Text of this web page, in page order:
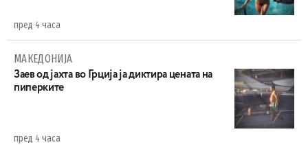
пред 4 часа
МАКЕДОНИЈА
Заев од јахта во Грција ја диктира цената на
пиперките
пред 4 часа